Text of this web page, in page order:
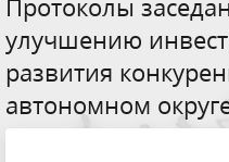
Протоколы
улучшению
развития
автономном